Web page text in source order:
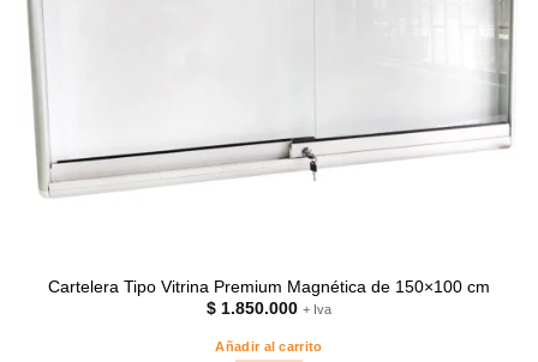
Cartelera Tipo Vitrina Premium Magnética de 150×100 cm
$ 1.850.000 + Iva
Añadir al carrito